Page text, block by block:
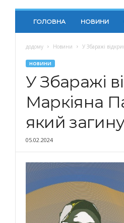
ГОЛОВНА НОВИНИ
додому Новини У Збаражі
НОВИНИ
У Збаражі
Маркіяна
який
05.02.2024